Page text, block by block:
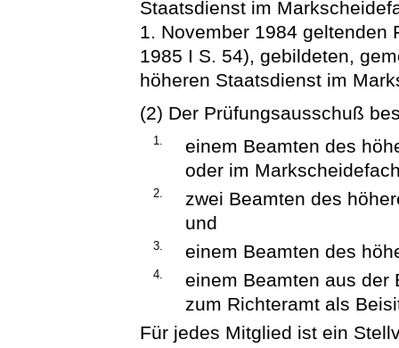
Staatsdienst im
1. November 1984 geltenden
1985 I S. 54), gebildeten,
höheren Staatsdienst im
(2) Der Prüfungsausschuß
1.
einem Beamten des
oder im
2.
zwei Beamten des
und
3. einem Beamten des
4.
einem Beamten aus der
zum Richteramt als
Für jedes Mitglied ist ein